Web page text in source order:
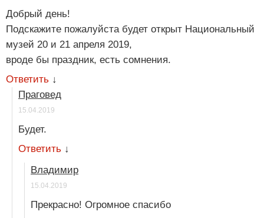
Добрый день!
Подскажите пожалуйста будет открыт Национальный
музей 20 и 21 апреля 2019,
вроде бы праздник, есть сомнения.
Ответить ↓
Праговед
15.04.2019
Будет.
Ответить ↓
Владимир
15.04.2019
Прекрасно! Огромное спасибо